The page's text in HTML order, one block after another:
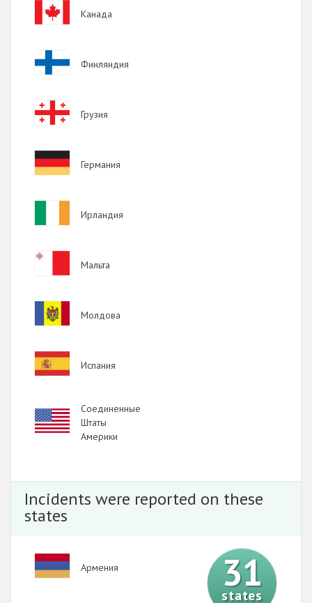
Image
Канада
Image
Финляндия
Image
Грузия
Image
Германия
Ирландия
Image
Мальта
Image
Молдова
Image
Испания
Image
Соединенные
Штаты
Америки
Incidents were reported on these
states
Image
Армения 31
states